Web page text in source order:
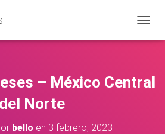
– México Central
del Norte
bello en 3 febrero, 2023